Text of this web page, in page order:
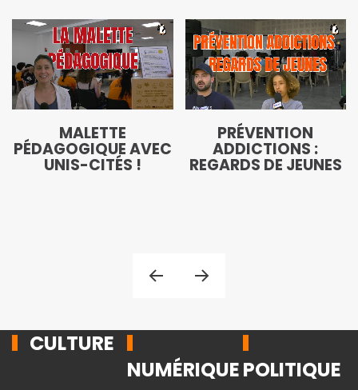
MALETTE
PÉDAGOGIQUE AVEC
UNIS-CITÉS !
PRÉVENTION
ADDICTIONS :
REGARDS DE JEUNES
CULTURE
NUMÉRIQUEPOLITIQUE